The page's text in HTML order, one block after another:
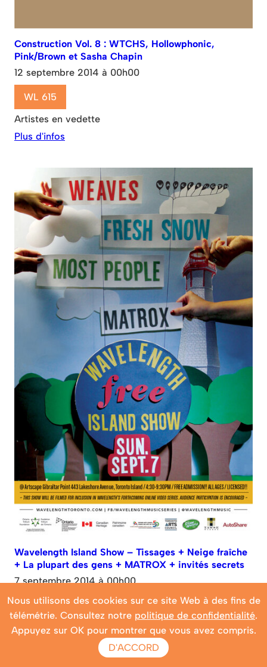
Construction Vol. 8 : WTCHS, Hollowphonic,
Pink/Brown et Sasha Chapin
12 septembre 2014 à 00h00
WL 615
Artistes en vedette
Plus d'infos
Wavelength Island Show – Tissages + Neige fraîche
+ La plupart des gens + MATROX + invités secrets
7 septembre 2014 à 00h00
WL 614
Artistes en vedette
Nous utilisons des cookies sur ce site Web à des fins de
télémétrie. Consultez notre politique de confidentialité.
Appuyez sur OK pour montrer que vous avez compris.
D'ACCORD